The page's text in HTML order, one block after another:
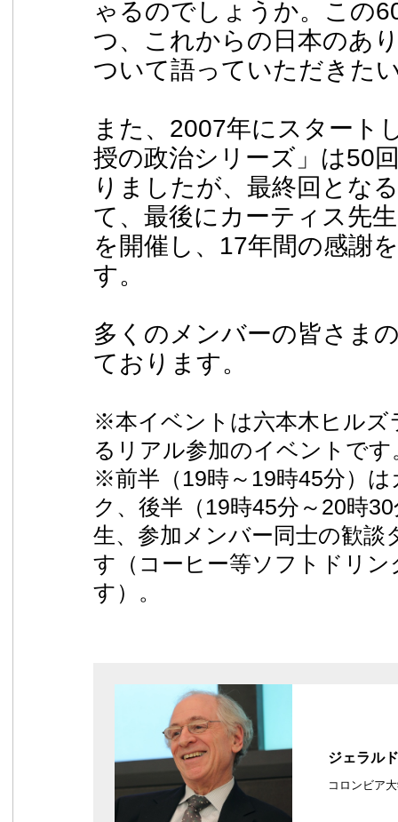
ゃるのでしょうか。この
つ、これからの日本のあ
ついて語っていただきた
また、2007年にスタート
授の政治シリーズ」は50
りましたが、最終回とな
て、最後にカーティス先
を開催し、17年間の感謝
す。
多くのメンバーの皆さま
ております。
※本イベントは六本木ヒルズ
るリアル参加のイベントです
※前半（19時～19時45分）
ク、後半（19時45分～20時
生、参加メンバー同士の歓談
す（コーヒー等ソフトドリ
す）。
ジェラル
コロンビア